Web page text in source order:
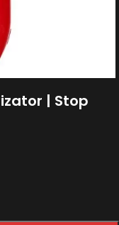
| Stop